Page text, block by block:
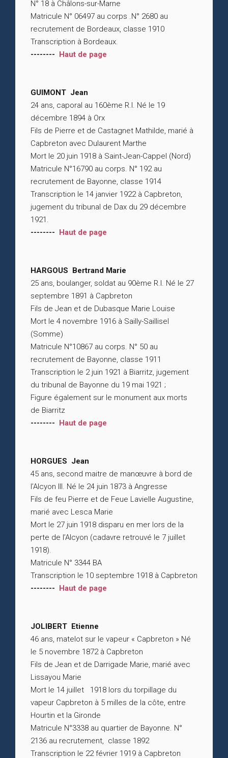
N° 18 à Châlons-sur-Marne
Matricule N° 06497 au corps .N° 2680 au
recrutement de Bordeaux, classe 1910
Transcription à Bordeaux.
-------- Haut de page
GUIMONT Jean
24 ans, caporal au 160ème R.I. Né le 19
décembre 1894 à Orx
Fils de Pierre et de Castagnet Mathilde, marié à
Capbreton avec Dulaurent Marthe
Mort le 20 juin 1918 à Saint-Jean-Cappel (Nord)
Matricule N°16790 au corps. N° 192 au
recrutement de Bayonne, classe 1914
Transcription le 14 janvier 1922 à Capbreton,
jugement du tribunal de Dax du 29 décembre
1921.
-------- Haut de page
HARGOUS Bertrand Marie
25 ans, boulanger, soldat au 90ème R.I. Né le 27
septembre 1891 à Capbreton
Fils de Jean et de Dubasque Marie Louise
Mort le 4 novembre 1916 à Sailly-Saillisel
(Somme)
Matricule N°10867 au corps. N° 50 au
recrutement de Bayonne, classe 1911
Transcription le 2 juin 1921 à Biarritz, jugement
du tribunal de Bayonne du 19 mai 1921 ;
Figure également sur le monument aux morts
de Biarritz
-------- Haut de page
HORGUES Jean
45 ans, second maitre de manœuvre à bord de
l’Alcyon III. Né le 24 juin 1873 à Angresse
Fils de feu Pierre et de Feue Lavielle Augustine,
marié avec Lesca Marie
Mort le 27 juin 1918 disparu en mer lors de la
perte de l’Alcyon (cadavre retrouvé le 7 juillet
1918).
Matricule N° 3344 BA
Transcription le 10 septembre 1918 à Capbreton
-------- Haut de page
JOLIBERT Etienne
46 ans, matelot sur le vapeur « Capbreton » Né
le 5 novembre 1872 à Capbreton
Fils de Jean et de Darrigade Marie, marié avec
Lissayou Marie
Mort le 14 juillet 1918 lors du torpillage du
vapeur Capbreton à 5 milles de la côte, entre
Hourtin et la Gironde
Matricule N°3338 au quartier de Bayonne. N°
2136 au recrutement, classe 1892
Transcription le 22 février 1919 à Capbreton